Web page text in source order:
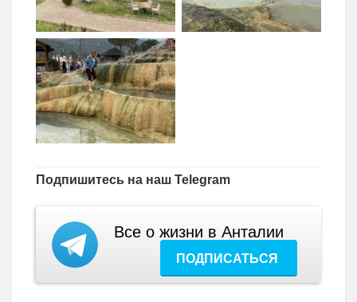
Подпишитесь на наш Telegram
Все о жизни в Анталии
ПОДПИСАТЬСЯ